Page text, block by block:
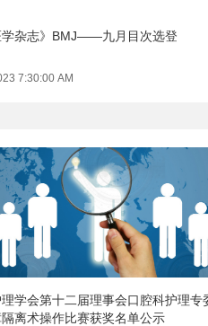
学杂志》BMJ——九月目次选登
7:30:00 AM
理学会第十二届理事会口腔科护理专
离术操作比赛获奖名单公示